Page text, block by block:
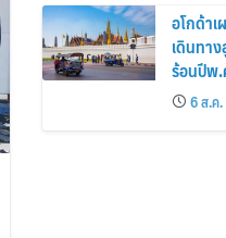
อโกด้าเ
เดินทา
ร้อนปีพ
กรุงเทพ
พัทยา ติ
นิยม
6 ส.ค